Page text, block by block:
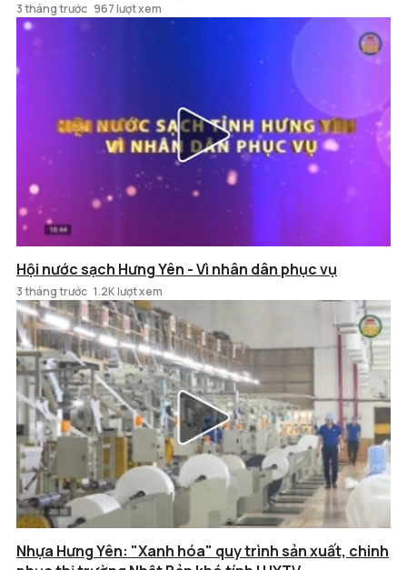
3 tháng trước 967 lượt xem
Hội nước sạch Hưng Yên - Vì nhân dân phục vụ
3 tháng trước 1.2K lượt xem
Nhựa Hưng Yên: "Xanh hóa" quy trình sản xuất, chinh